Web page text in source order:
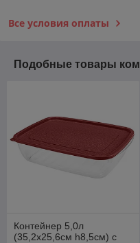
Все условия оплаты
Подобные товары
Контейнер 5,0л
(35,2х25,6см h8,5см) с